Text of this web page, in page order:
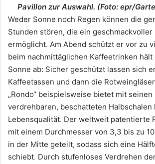
Pavillon zur Auswahl. (Foto: epr/
Weder Sonne noch Regen können die
Stunden stören, die ein geschmackvoller
ermöglicht. Am Abend schützt er vor zu
beim nachmittäglichen Kaffeetrinken hält
Sonne ab: Sicher geschützt lassen sich
Kaffeetassen und dann die
„Rondo“ beispielsweise bietet mit seinen
verdrehbaren, beschatteten Halbschalen
Lebensqualität. Der weltweit patentierte
mit einem Durchmesser von 3,3 bis zu
in der Mitte geteilt, sodass sich eine
schiebt. Durch stufenloses Verdrehen